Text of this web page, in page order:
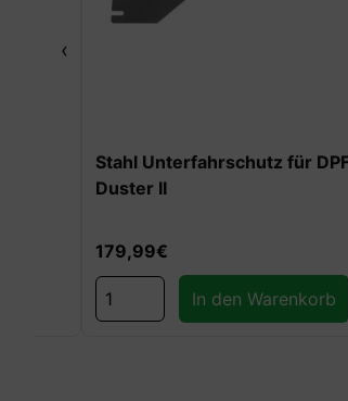
‹
Stahl Unterfahrschutz für DPF
Duster II
179,99€
In den Warenkorb